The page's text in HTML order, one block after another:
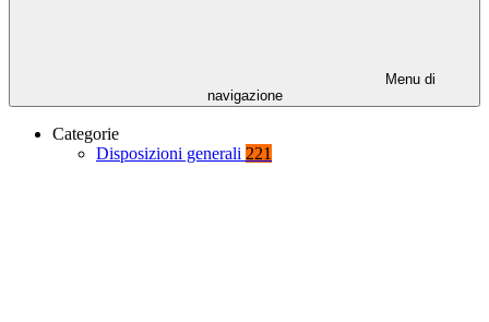
Menu di
navigazione
Categorie
Disposizioni generali 221